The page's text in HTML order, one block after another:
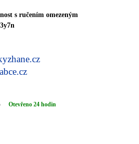
s ručením omezeným
Otevřeno 24 hodin